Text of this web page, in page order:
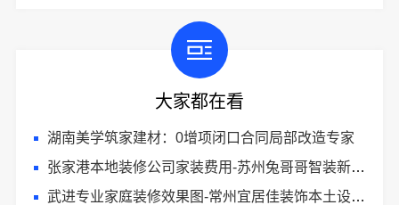
大家都在看
湖南美学筑家建材：0增项闭口合同局部改造专家
张家港本地装修公司家装费用-苏州兔哥哥智装新材料有限公司全包
武进专业家庭装修效果图-常州宜居佳装饰本土设计案例鉴赏